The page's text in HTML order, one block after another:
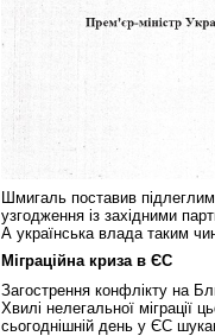
Шмигаль поставив
узгодження із західними
А українська влада таким
Міграційна криза в ЄС
Загострення конфлікту на
Хвилі нелегальної міграції
сьогоднішній день у ЄС